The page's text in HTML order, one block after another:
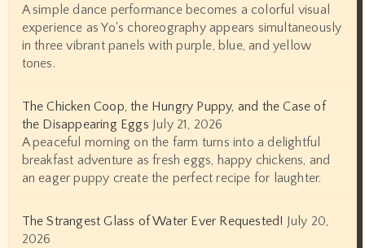
A simple dance performance becomes a colorful visual
experience as Yo's choreography appears simultaneously
in three vibrant panels with purple, blue, and yellow
tones.
The Chicken Coop, the Hungry Puppy, and the Case of
the Disappearing Eggs July 21, 2026
A peaceful morning on the farm turns into a delightful
breakfast adventure as fresh eggs, happy chickens, and
an eager puppy create the perfect recipe for laughter.
The Strangest Glass of Water Ever Requested! July 20,
2026